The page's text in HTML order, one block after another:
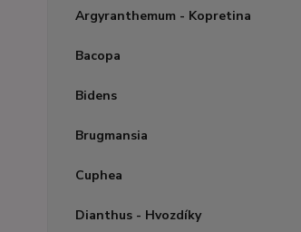
Argyranthemum - Kopretina
Bacopa
Bidens
Brugmansia
Cuphea
Dianthus - Hvozdíky